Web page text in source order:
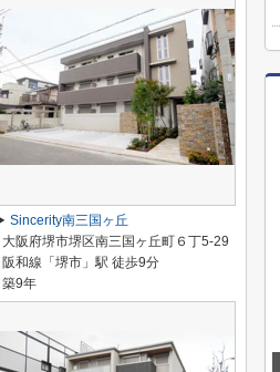
Sincerity南三国ヶ丘
大阪府堺市堺区南三国ヶ丘町６丁5-29
阪和線「堺市」駅 徒歩9分
築9年